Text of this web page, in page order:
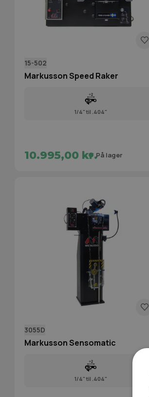
15-502
Markusson Speed Raker
1/4" til .404"
10.995,00 kr.På lager
3055D
Markusson Sensomatic
1/4" til .404"